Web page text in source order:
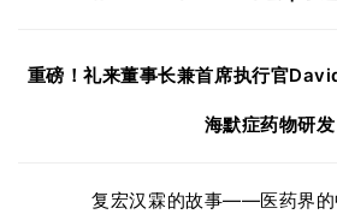
重磅！礼来董事长兼首席执行官
海默症药物研发
复宏汉霖的故事——医药界的